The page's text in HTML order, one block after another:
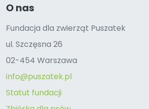
O nas
Fundacja dla zwierząt Puszatek
ul. Szczęsna 26
02-454 Warszawa
info@puszatek.pl
Statut fundacji